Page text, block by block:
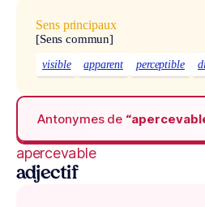
Sens principaux
[Sens commun]
visible apparent perceptible
Antonymes de
apercevable
adjectif